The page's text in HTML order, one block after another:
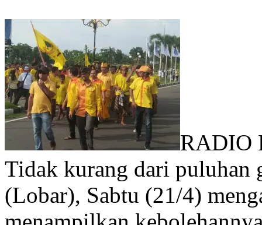
RADIO
Tidak kurang dari puluhan